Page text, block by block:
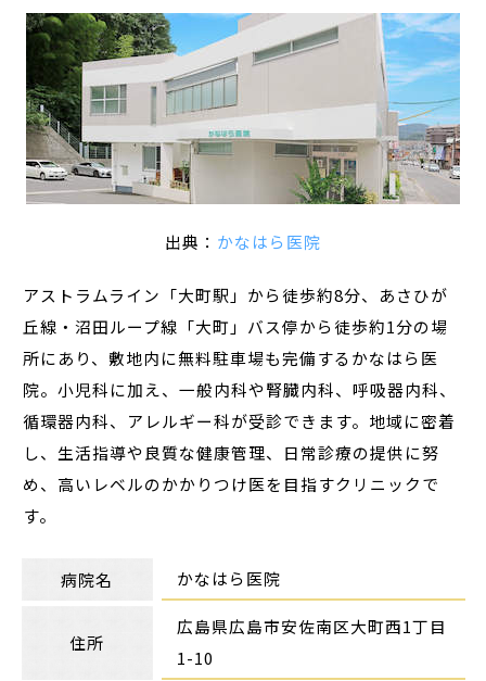
出典： かなはら医院
アストラムライン「大町駅」から徒歩約8分、あさひが
丘線・沼田ループ線「大町」バス停から徒歩約1分の場
所にあり、敷地内に無料駐車場も完備するかなはら医
院。小児科に加え、一般内科や腎臓内科、呼吸器内科、
循環器内科、アレルギー科が受診できます。地域に密着
し、生活指導や良質な健康管理、日常診療の提供に努
め、高いレベルのかかりつけ医を目指すクリニックで
す。
病院名 かなはら医院
住所
広島県広島市安佐南区大町西1丁目
1-10